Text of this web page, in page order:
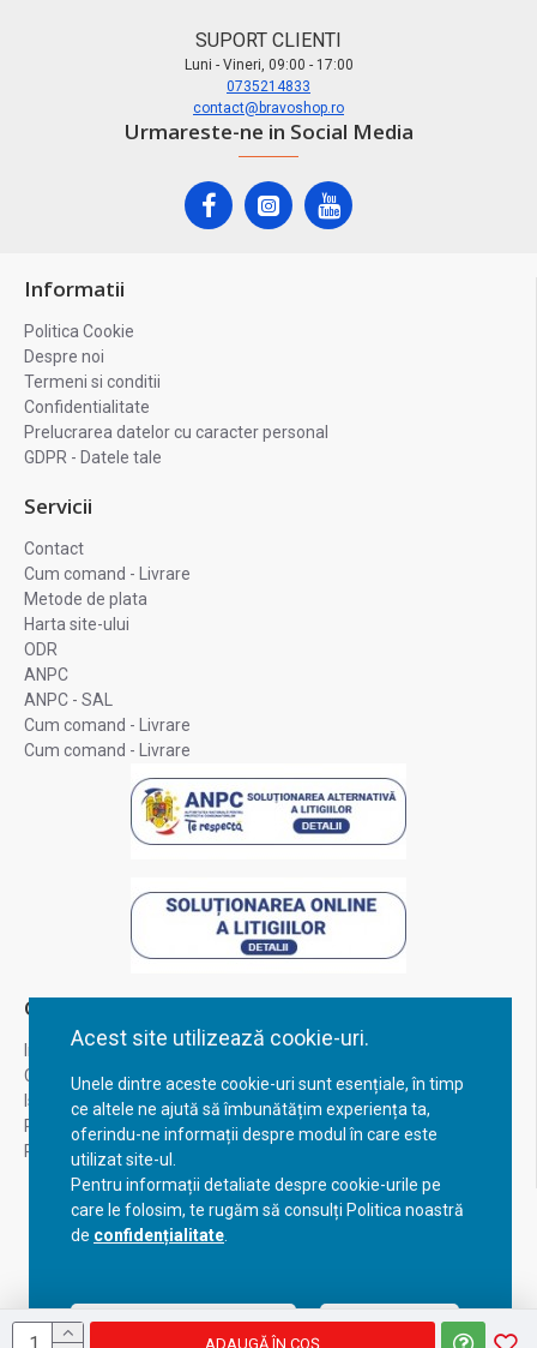
Acest site utilizează cookie-uri.
Unele dintre aceste cookie-uri sunt esențiale, în timp
ce altele ne ajută să îmbunătățim experiența ta,
oferindu-ne informații despre modul în care este
utilizat site-ul.
Pentru informații detaliate despre cookie-urile pe
care le folosim, te rugăm să consulți Politica noastră
de confidențialitate
Acceptă setările curente Configurează
ADAUGĂ ÎN COŞ
SUPORT CLIENTI
Luni - Vineri, 09:00 - 17:00
0735214833
contact@bravoshop.ro
Urmareste-ne in Social Media
Informatii
Politica Cookie
Despre noi
Termeni si conditii
Confidentialitate
Prelucrarea datelor cu caracter personal
GDPR - Datele tale
Servicii
Contact
Cum comand - Livrare
Metode de plata
Harta site-ului
ODR
ANPC
ANPC - SAL
Cum comand - Livrare
Cum comand - Livrare
Contul Meu
Inregistrare
Contul meu
Istoric comenzi
Recuperare parola
Returnare produs